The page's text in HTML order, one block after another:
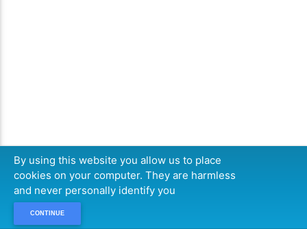
By using this website you allow us to place
cookies on your computer. They are harmless
and never personally identify you
CONTINUE